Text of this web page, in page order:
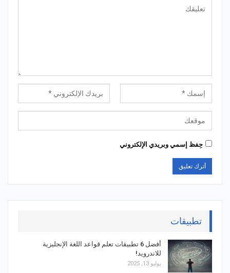
حِفظ إسمي وبريدي الإلكتروني
تطبيقات
أفضل 6 تطبيقات تعلم قواعد اللغة الإنجليزية
للاندرويد!
يوليو 13, 2025